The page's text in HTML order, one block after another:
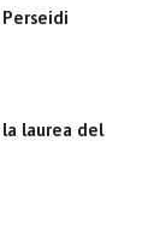
laurea del